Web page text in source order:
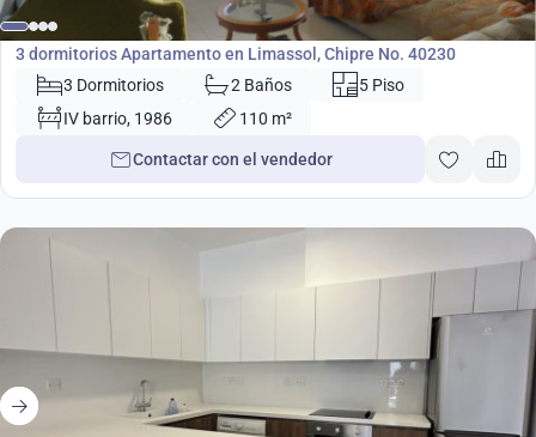
Apartamento
3 dormitorios Apartamento en Limassol, Chipre No. 40230
3 Dormitorios
2 Baños
5 Piso
IV barrio, 1986
110 m²
Contactar con el vendedor